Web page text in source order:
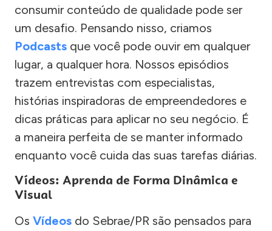
consumir conteúdo de qualidade pode ser
um desafio. Pensando nisso, criamos
Podcasts que você pode ouvir em qualquer
lugar, a qualquer hora. Nossos episódios
trazem entrevistas com especialistas,
histórias inspiradoras de empreendedores e
dicas práticas para aplicar no seu negócio. É
a maneira perfeita de se manter informado
enquanto você cuida das suas tarefas diárias.
Vídeos: Aprenda de Forma Dinâmica e
Visual
Os Vídeos do Sebrae/PR são pensados para